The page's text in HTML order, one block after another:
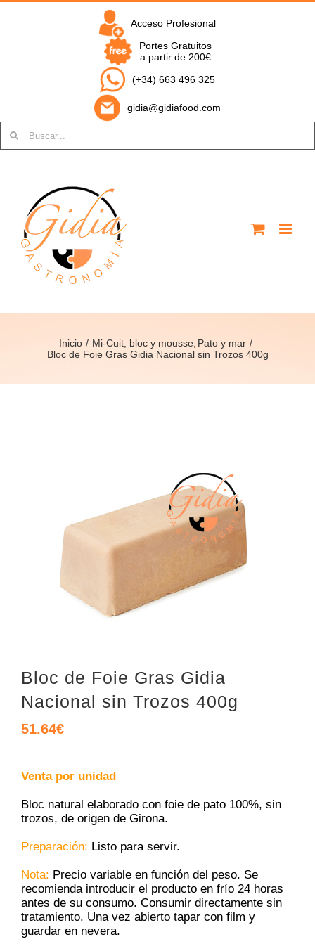
Saltar
Acceso Profesional
Portes Gratuitos
a partir de 200€
(+34) 663 496 325
gidia@gidiafood.com
Inicio Mi-Cuit, bloc y mousse Pato y mar
Bloc de Foie Gras Gidia Nacional sin Trozos 400g
Bloc de Foie Gras Gidia
Nacional sin Trozos 400g
51.64€
Venta por unidad
Bloc natural elaborado con foie de pato 100%, sin
trozos, de origen de Girona.
Preparación: Listo para servir.
Nota: Precio variable en función del peso. Se
recomienda introducir el producto en frío 24 horas
antes de su consumo. Consumir directamente sin
tratamiento. Una vez abierto tapar con film y
guardar en nevera.